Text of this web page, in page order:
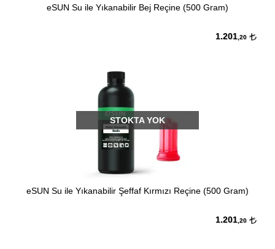
eSUN Su ile Yıkanabilir Bej Reçine (500 Gram)
1.201 ,20
STOKTA YOK
eSUN Su ile Yıkanabilir Şeffaf Kırmızı Reçine (500 Gram)
1.201 ,20